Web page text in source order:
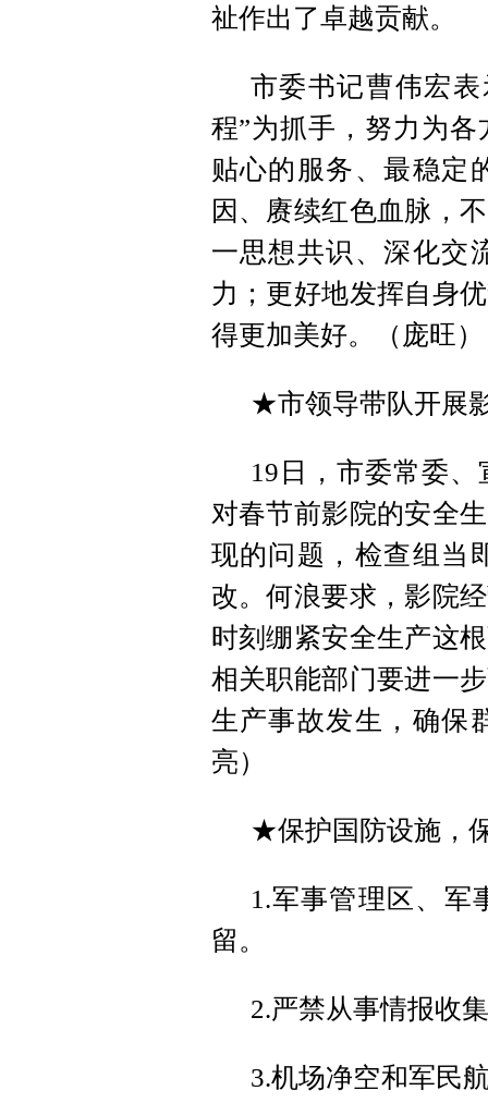
祉作出了卓越贡献。
市委书记曹伟宏
程”为抓手，努力为
贴心的服务、最稳定
因、赓续红色血脉，
一思想共识、深化交
力；更好地发挥自身
得更加美好。（庞旺）
★市领导带队开展
19日，市委常委
对春节前影院的安全
现的问题，检查组当
改。何浪要求，影院
时刻绷紧安全生产这
相关职能部门要进一
生产事故发生，确保
亮）
★保护国防设施，
1.军事管理区、军
留。
2.严禁从事情报收
3.机场净空和军民